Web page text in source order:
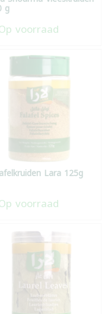
g
voorraad
Lara 125g
voorraad